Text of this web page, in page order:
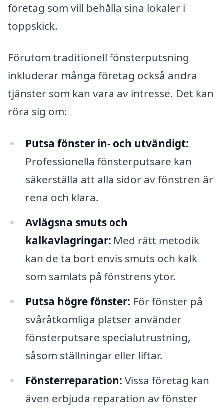
företag som vill behålla sina lokaler i
toppskick.
Förutom traditionell fönsterputsning
inkluderar många företag också andra
tjänster som kan vara av intresse. Det kan
röra sig om:
Putsa fönster in- och utvändigt:
Professionella fönsterputsare kan
säkerställa att alla sidor av fönstren är
rena och klara.
Avlägsna smuts och
kalkavlagringar: Med rätt metodik
kan de ta bort envis smuts och kalk
som samlats på fönstrens ytor.
Putsa högre fönster: För fönster på
svåråtkomliga platser använder
fönsterputsare specialutrustning,
såsom ställningar eller liftar.
Fönsterreparation: Vissa företag kan
även erbjuda reparation av fönster